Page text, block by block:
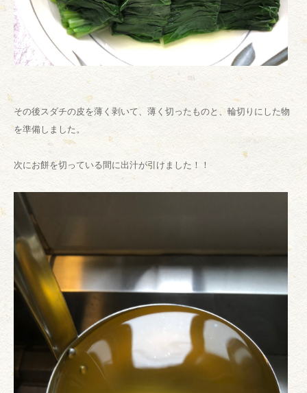
その後スダチの皮を薄く剥いて、薄く切ったものと、輪切りにした物
を準備しました。
次にお餅を切っている間に出汁が引けました！！